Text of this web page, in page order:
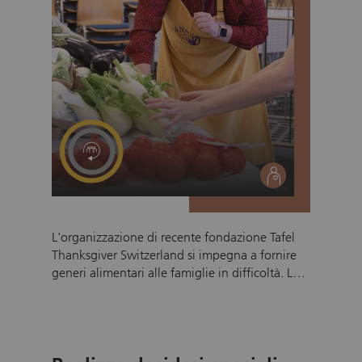
social
L'organizzazione di recente fondazione Tafel
Thanksgiver Switzerland si impegna a fornire
generi alimentari alle famiglie in difficoltà. La